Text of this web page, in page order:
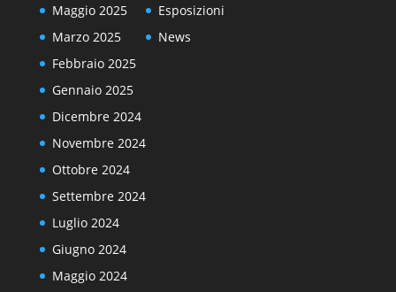
Maggio 2025
Marzo 2025
Febbraio 2025
Gennaio 2025
Dicembre 2024
Novembre 2024
Ottobre 2024
Settembre 2024
Luglio 2024
Giugno 2024
Maggio 2024
Esposizioni
News